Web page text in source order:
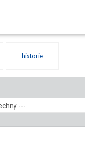
historie